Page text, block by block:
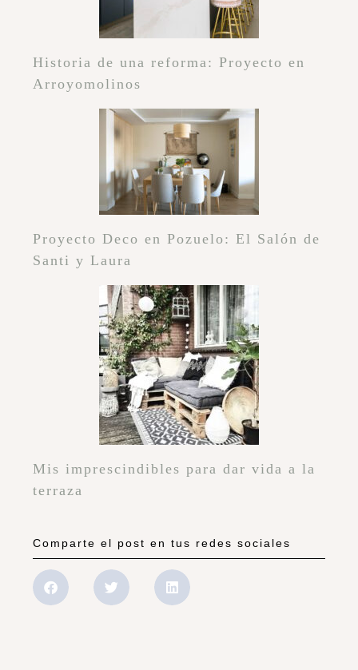
Historia de una reforma: Proyecto en
Arroyomolinos
Proyecto Deco en Pozuelo: El Salón de
Santi y Laura
Mis imprescindibles para dar vida a la
terraza
Comparte el post en tus redes sociales